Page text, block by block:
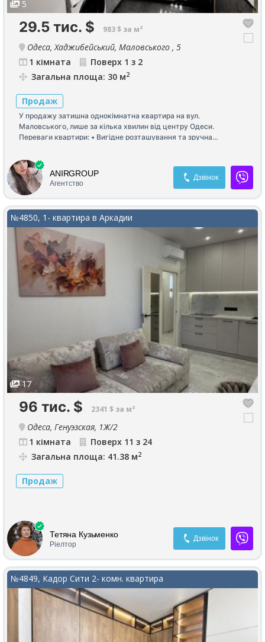
5
29.5 тис. $ 983 $ за м²
Одеса, Хаджибейський, Маловського , 5
1 кімната
Поверх 1 з 2
Загальна площа: 30 м2
Продаж
У продажу затишна однокімнатна квартира на вул.
Маловського, лише за кілька хвилин від центру Одеси.
Переваги квартири: • Вигідне розташування та зручна
капітальний ремонт, виконаний для себе з надійних матеріалів.
• Світле та комфортне планування. • Не потребує додаткових
вкладень — можна одразу заїжджати та жити. Квартира
ідеально підійде як для комфортного проживання, так і для
ведення бізнесу, офісу, кабінету або здачі в оренду.
Телефонуйте, щоб дізнатися деталі та домовитися про
перегляд!
ANIRGROUP
Агентство
Дзвінок
№4850, 1- квартира в Аркадии
17
96 тис. $ 2341 $ за м²
Одеса, Генуэзская, 1Ж/2
1 кімната
Поверх 11 з 24
Загальна площа: 41.38 м2
Продаж
Тетяна Кузьменко
Ріелтор
Дзвінок
№4849, Кадор Сити 2- комн. квартира